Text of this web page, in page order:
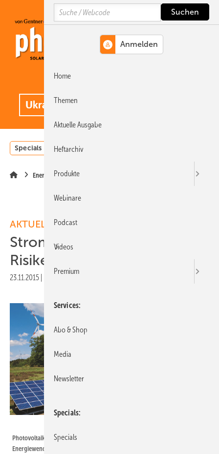
Hauptinhalt
Hauptmenü
SiteSearch
Specials Einstrahlungsatlas
Energiewende
AKTUELLE MELDUNGEN
Strommarktgesetz birgt
Risiken
23.11.2015
Photovoltaik und Windkraft an Land sind längst keine Kostentreiber der
Energiewende mehr. Der Grünstrom sollte aber auch direkt vermarktet
Search
Home
Themen
Aktuelle Ausgabe
Heftarchiv
Produkte
Webinare
Podcast
Videos
Premium
Services
Abo & Shop
Media
Newsletter
Specials
Specials